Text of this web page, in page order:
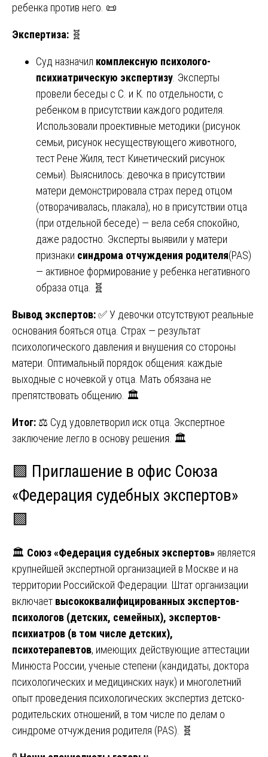
ребенка против него. 📜
Экспертиза: 🧬
Суд назначил комплексную психолого-
психиатрическую экспертизу . Эксперты
провели беседы с С. и К. по отдельности, с
ребенком в присутствии каждого родителя.
Использовали проективные методики (рисунок
семьи, рисунок несуществующего животного,
тест Рене Жиля, тест Кинетический рисунок
семьи). Выяснилось: девочка в присутствии
матери демонстрировала страх перед отцом
(отворачивалась, плакала), но в присутствии отца
(при отдельной беседе) — вела себя спокойно,
даже радостно. Эксперты выявили у матери
признаки синдрома отчуждения родителя(PAS)
— активное формирование у ребенка негативного
образа отца. 🧬
Вывод экспертов:✅ У девочки отсутствуют реальные
основания бояться отца. Страх — результат
психологического давления и внушения со стороны
матери. Оптимальный порядок общения: каждые
выходные с ночевкой у отца. Мать обязана не
препятствовать общению. 🏛️
Итог: ⚖️ Суд удовлетворил иск отца. Экспертное
заключение легло в основу решения. 🏛️
🟩 Приглашение в офис Союза
«Федерация судебных экспертов»
🟩
🏛️ Союз «Федерация судебных экспертов» является
крупнейшей экспертной организацией в Москве и на
территории Российской Федерации. Штат организации
включает высококвалифицированных экспертов-
психологов (детских, семейных), экспертов-
психиатров (в том числе детских),
психотерапевтов, имеющих действующие аттестации
Минюста России, ученые степени (кандидаты, доктора
психологических и медицинских наук) и многолетний
опыт проведения психологических экспертиз детско-
родительских отношений, в том числе по делам о
синдроме отчуждения родителя (PAS). 🧬